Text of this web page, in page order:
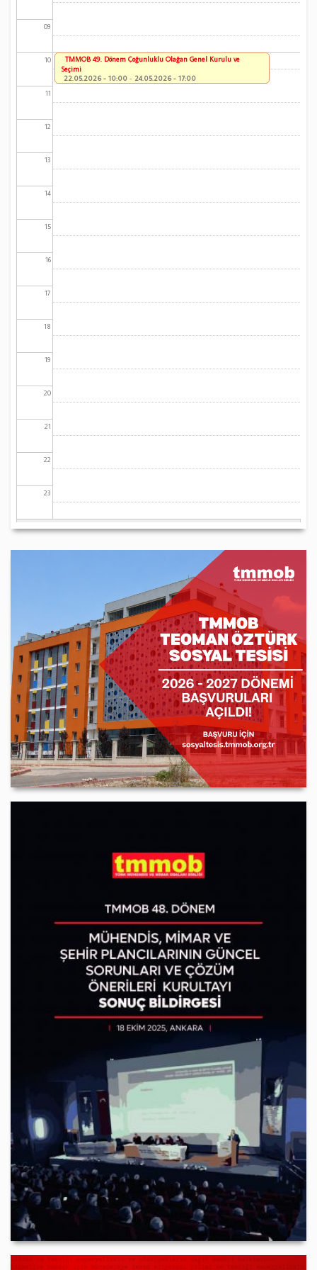
09
10
11
12
13
14
15
16
17
18
19
20
21
22
23
TMMOB 49. Dönem Çoğunluklu Olağan Genel Kurulu ve
Seçimi
22.05.2026 - 10:00 - 24.05.2026 - 17:00